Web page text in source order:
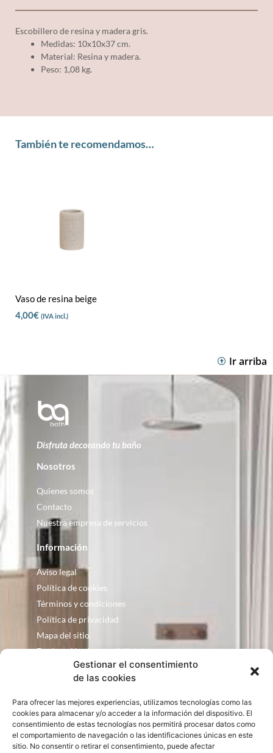
Gestionar el consentimiento
de las cookies
Para ofrecer las mejores experiencias, utilizamos tecnologías como las
cookies para almacenar y/o acceder a la información del dispositivo. El
consentimiento de estas tecnologías nos permitirá procesar datos como
el comportamiento de navegación o las identificaciones únicas en este
sitio. No consentir o retirar el consentimiento, puede afectar
Escobillero de resina y madera gris.
Medidas: 10x10x37 cm.
Material: Resina y madera.
Peso: 1,08 kg.
También te recomendamos…
Vaso de resina beige
4,00€ (IVA incl.)
Ir arriba
Disfruta decorando tu baño
Nosotros
Quienes somos
Contacto
Nuestra empresa de servicios
Información
Aviso legal
Política de cookies
Términos y condiciones
Política de privacidad
Mapa del sitio
Declaración de accesibilidad
Contacto
Fontanería Baquero
C/ Justo Zoco, 36 Ejea de los Caballeros
Zaragoza – España
consultas@bqbath.es